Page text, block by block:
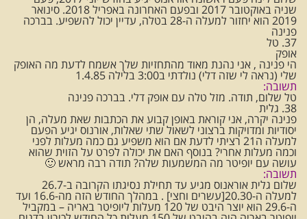
שניה באוקטובר 2017 ובפעם האחרונה באפריל 2018. סינואר
2019 הוא יחזור למעלה ה-28 בטלה, עדיין יכול להשפיע. בברכה
פנינה
37. טל
אופק
הי פנינה , אני נהנת מאוד מהתחזיות שלך אשמח לדעת מה האופק
שלי (נראה לי שזה דלי) נולדתי ב3:00 בלילה 1.4.85
תשובה:
טל שלום, תודה. מזל טלה עם אופק דלי. בברכה פנינה
38. גלית
פנינה יקרה, אני קוראת באופן קבוע את הכתבות שאת מעלה, הן
יסודיות ומדויקות ברצוני לשאול שתי שאלות, אורנוס יגיע הפעם
למעלה ה21 רציתי לדעת אם הוא משפיע גם כמה מעלות לפני
וכמה מעלות אחרי? בנוסף האם את יכולה לפרט על הזוית שהוא
עושה עם יופיטר מה המשמעות שלה? תודה רבה מראש 🙂
תשובה:
שלום גלית אוראנוס מגיע עד תחילת נסיגתו הקרובה ב-26.7
למעלה ה-20.30[עשרים וחצי] . במהלך החודש הזה מה-16.6 ועד
ה-29.6 הוא יוצר היבט של 120 מעלות ליופיטר באריה – במקביל